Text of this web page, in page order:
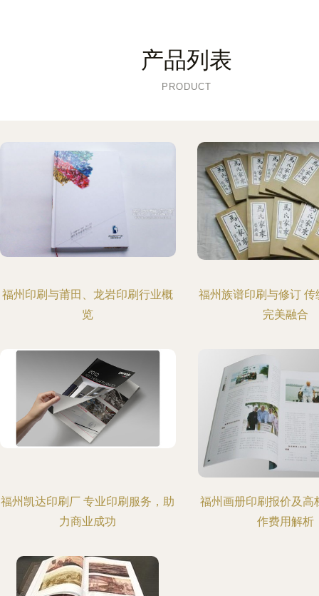
产品列表
PRODUCT
福州印刷与莆田、龙岩印刷行业概
览
福州族谱印刷与修订 传
完美融合
福州凯达印刷厂 专业印刷服务，助
力商业成功
福州画册印刷报价及高
作费用解析